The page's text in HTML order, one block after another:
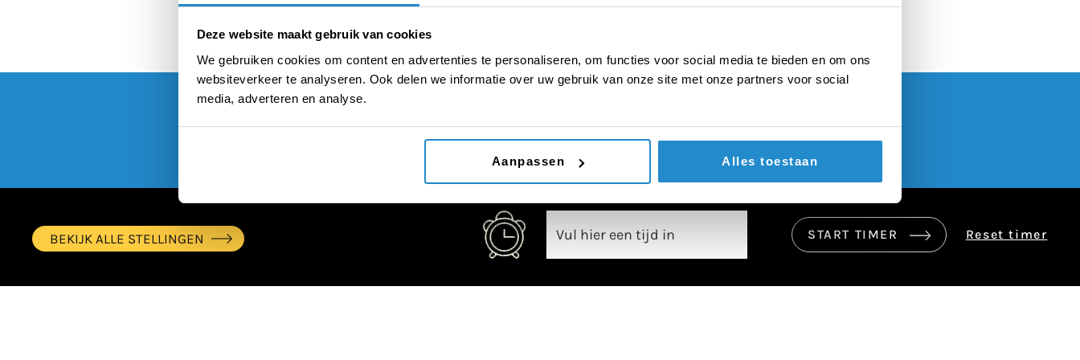
Deze website maakt gebruik van cookies
We gebruiken cookies om content en advertenties te personaliseren, om functies voor social media te bieden en om ons
websiteverkeer te analyseren. Ook delen we informatie over uw gebruik van onze site met onze partners voor social
media, adverteren en analyse.
Aanpassen Alles toestaan
00:00
BEKIJK ALLE STELLINGEN START TIMER Reset timer